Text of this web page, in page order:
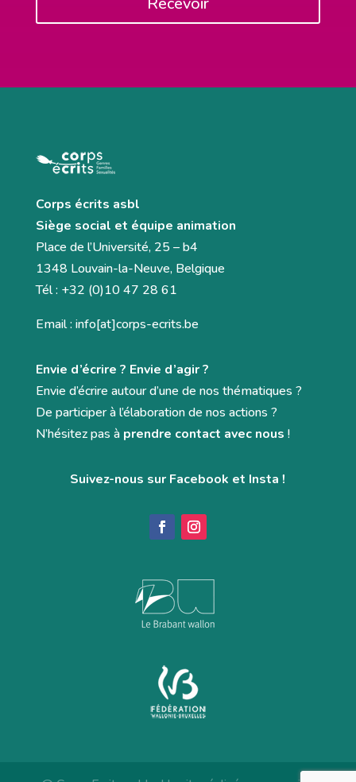
Corps écrits asbl
Siège social et équipe animation
Place de l’Université, 25 – b4
1348 Louvain-la-Neuve, Belgique
Tél : +32 (0)10 47 28 61
Email : info[at]corps-ecrits.be
Envie d’écrire ? Envie d’agir ?
Envie d’écrire autour d’une de nos thématiques ?
De participer à l’élaboration de nos actions ?
N’hésitez pas à prendre contact avec nous !
Suivez-nous sur Facebook et Insta !